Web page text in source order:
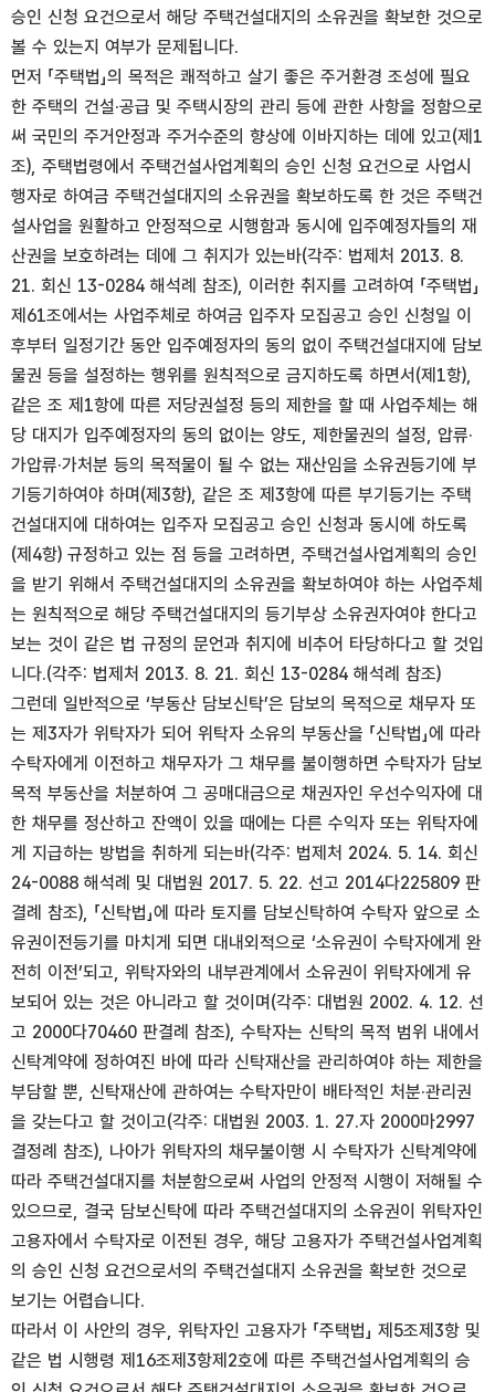
승인 신청 요건으로서 해당 주택건설대지의 소유권을 확보한 것으로
볼 수 있는지 여부가 문제됩니다.
먼저 「주택법」의 목적은 쾌적하고 살기 좋은 주거환경 조성에 필요
한 주택의 건설·공급 및 주택시장의 관리 등에 관한 사항을 정함으로
써 국민의 주거안정과 주거수준의 향상에 이바지하는 데에 있고(제1
조), 주택법령에서 주택건설사업계획의 승인 신청 요건으로 사업시
행자로 하여금 주택건설대지의 소유권을 확보하도록 한 것은 주택건
설사업을 원활하고 안정적으로 시행함과 동시에 입주예정자들의 재
산권을 보호하려는 데에 그 취지가 있는바(각주: 법제처 2013. 8.
21. 회신 13-0284 해석례 참조), 이러한 취지를 고려하여 「주택법」
제61조에서는 사업주체로 하여금 입주자 모집공고 승인 신청일 이
후부터 일정기간 동안 입주예정자의 동의 없이 주택건설대지에 담보
물권 등을 설정하는 행위를 원칙적으로 금지하도록 하면서(제1항),
같은 조 제1항에 따른 저당권설정 등의 제한을 할 때 사업주체는 해
당 대지가 입주예정자의 동의 없이는 양도, 제한물권의 설정, 압류·
가압류·가처분 등의 목적물이 될 수 없는 재산임을 소유권등기에 부
기등기하여야 하며(제3항), 같은 조 제3항에 따른 부기등기는 주택
건설대지에 대하여는 입주자 모집공고 승인 신청과 동시에 하도록
(제4항) 규정하고 있는 점 등을 고려하면, 주택건설사업계획의 승인
을 받기 위해서 주택건설대지의 소유권을 확보하여야 하는 사업주체
는 원칙적으로 해당 주택건설대지의 등기부상 소유권자여야 한다고
보는 것이 같은 법 규정의 문언과 취지에 비추어 타당하다고 할 것입
니다.(각주: 법제처 2013. 8. 21. 회신 13-0284 해석례 참조)
그런데 일반적으로 ‘부동산 담보신탁’은 담보의 목적으로 채무자 또
는 제3자가 위탁자가 되어 위탁자 소유의 부동산을 「신탁법」에 따라
수탁자에게 이전하고 채무자가 그 채무를 불이행하면 수탁자가 담보
목적 부동산을 처분하여 그 공매대금으로 채권자인 우선수익자에 대
한 채무를 정산하고 잔액이 있을 때에는 다른 수익자 또는 위탁자에
게 지급하는 방법을 취하게 되는바(각주: 법제처 2024. 5. 14. 회신
24-0088 해석례 및 대법원 2017. 5. 22. 선고 2014다225809 판
결례 참조), 「신탁법」에 따라 토지를 담보신탁하여 수탁자 앞으로 소
유권이전등기를 마치게 되면 대내외적으로 ‘소유권이 수탁자에게 완
전히 이전’되고, 위탁자와의 내부관계에서 소유권이 위탁자에게 유
보되어 있는 것은 아니라고 할 것이며(각주: 대법원 2002. 4. 12. 선
고 2000다70460 판결례 참조), 수탁자는 신탁의 목적 범위 내에서
신탁계약에 정하여진 바에 따라 신탁재산을 관리하여야 하는 제한을
부담할 뿐, 신탁재산에 관하여는 수탁자만이 배타적인 처분·관리권
을 갖는다고 할 것이고(각주: 대법원 2003. 1. 27.자 2000마2997
결정례 참조), 나아가 위탁자의 채무불이행 시 수탁자가 신탁계약에
따라 주택건설대지를 처분함으로써 사업의 안정적 시행이 저해될 수
있으므로, 결국 담보신탁에 따라 주택건설대지의 소유권이 위탁자인
고용자에서 수탁자로 이전된 경우, 해당 고용자가 주택건설사업계획
의 승인 신청 요건으로서의 주택건설대지 소유권을 확보한 것으로
보기는 어렵습니다.
따라서 이 사안의 경우, 위탁자인 고용자가 「주택법」 제5조제3항 및
같은 법 시행령 제16조제3항제2호에 따른 주택건설사업계획의 승